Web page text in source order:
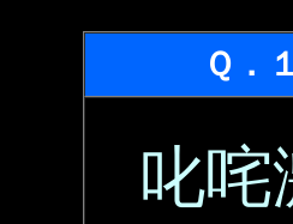
Ｑ．
叱咤